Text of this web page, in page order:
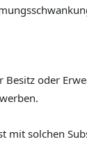
oder
solchen